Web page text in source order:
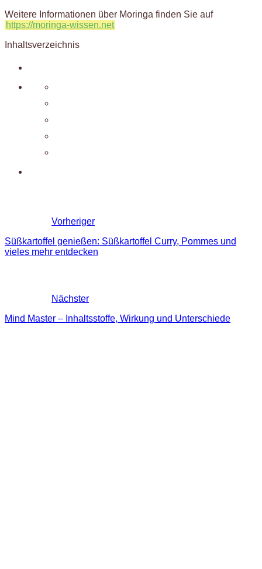
Weitere Informationen über Moringa finden Sie auf
https://moringa-wissen.net
Inhaltsverzeichnis
Vorheriger
Süßkartoffel genießen: Süßkartoffel Curry, Pommes und
vieles mehr entdecken
Nächster
Mind Master – Inhaltsstoffe, Wirkung und Unterschiede